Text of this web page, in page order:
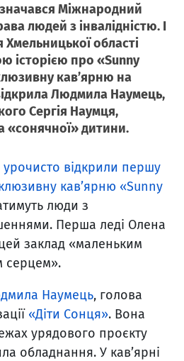
Міжнародний
людей з інвалідністю. І
Хмельницької області
історією про «Sunny
кав’ярню на
Людмила Наумець,
Сергія Наумця,
«сонячної» дитини.
урочисто відкрили першу
кав’ярню «Sunny
люди з
Перша леді Олена
заклад «маленьким
серцем».
Наумець, голова
«Діти Сонця». Вона
урядового проєкту
обладнання. У кав’ярні